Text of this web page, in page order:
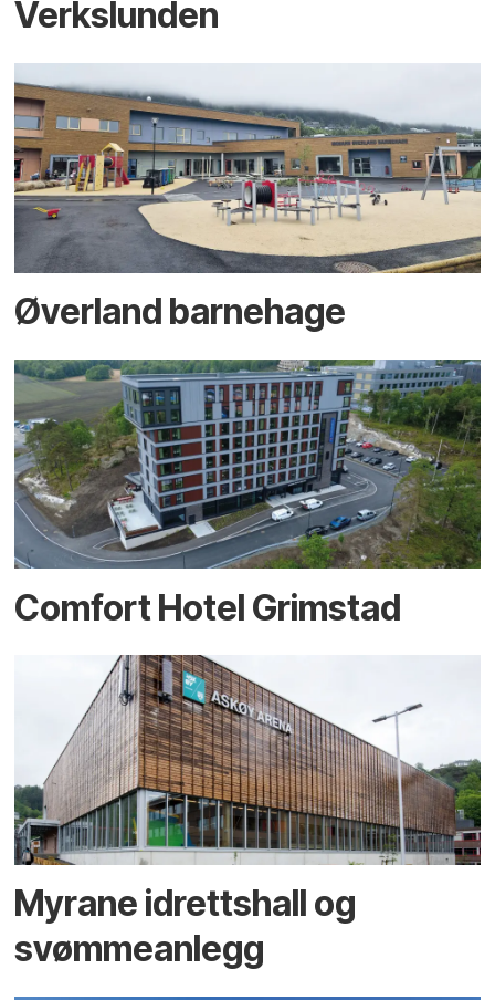
Verkslunden
Øverland barnehage
Comfort Hotel Grimstad
Myrane idrettshall og
svømmeanlegg